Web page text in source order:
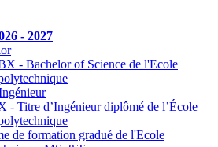
- 2027
- Bachelor of Science de l'Ecole
- Titre d’Ingénieur diplômé de l’École
de formation gradué de l'Ecole